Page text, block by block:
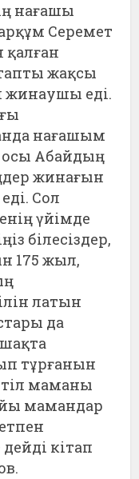
нағашы
Серемет
жақсы
жинаушы еді.
нағашым
осы Абайдың
жинағын
Сол
үйімде
білесіздер,
175 жыл,
латын
да
тұрғанын
тіл маманы
мамандар
кітап